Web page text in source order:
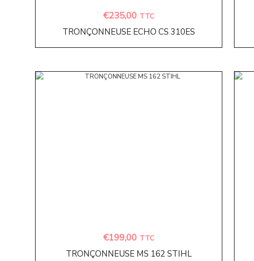
€235,00 TTC
TRONÇONNEUSE ECHO CS 310ES
€199,00 TTC
TRONÇONNEUSE MS 162 STIHL